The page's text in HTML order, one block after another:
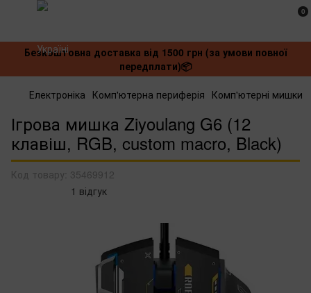
0
Безкоштовна доставка від 1500 грн (за умови повної
передплати)📦
Електроніка Комп'ютерна периферія Комп'ютерні мишки
Ігрова мишка Ziyoulang G6 (12
клавіш, RGB, custom macro, Black)
Код товару: 35469912
1 відгук